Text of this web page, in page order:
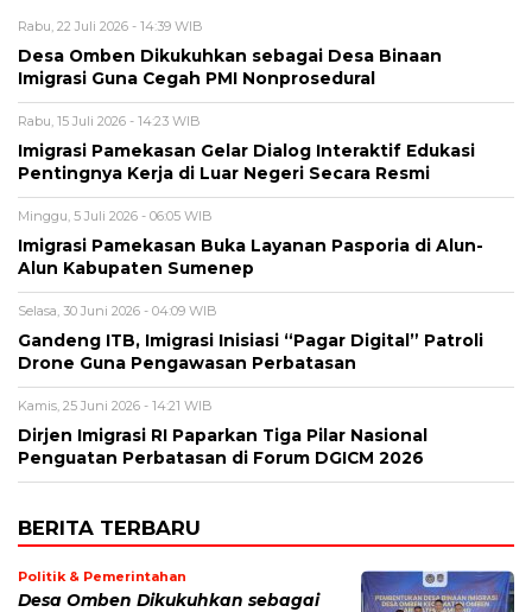
Rabu, 22 Juli 2026 - 14:39 WIB
Desa Omben Dikukuhkan sebagai Desa Binaan
Imigrasi Guna Cegah PMI Nonprosedural
Rabu, 15 Juli 2026 - 14:23 WIB
Imigrasi Pamekasan Gelar Dialog Interaktif Edukasi
Pentingnya Kerja di Luar Negeri Secara Resmi
Minggu, 5 Juli 2026 - 06:05 WIB
Imigrasi Pamekasan Buka Layanan Pasporia di Alun-
Alun Kabupaten Sumenep
Selasa, 30 Juni 2026 - 04:09 WIB
Gandeng ITB, Imigrasi Inisiasi “Pagar Digital” Patroli
Drone Guna Pengawasan Perbatasan
Kamis, 25 Juni 2026 - 14:21 WIB
Dirjen Imigrasi RI Paparkan Tiga Pilar Nasional
Penguatan Perbatasan di Forum DGICM 2026
BERITA TERBARU
Politik & Pemerintahan
Desa Omben Dikukuhkan sebagai